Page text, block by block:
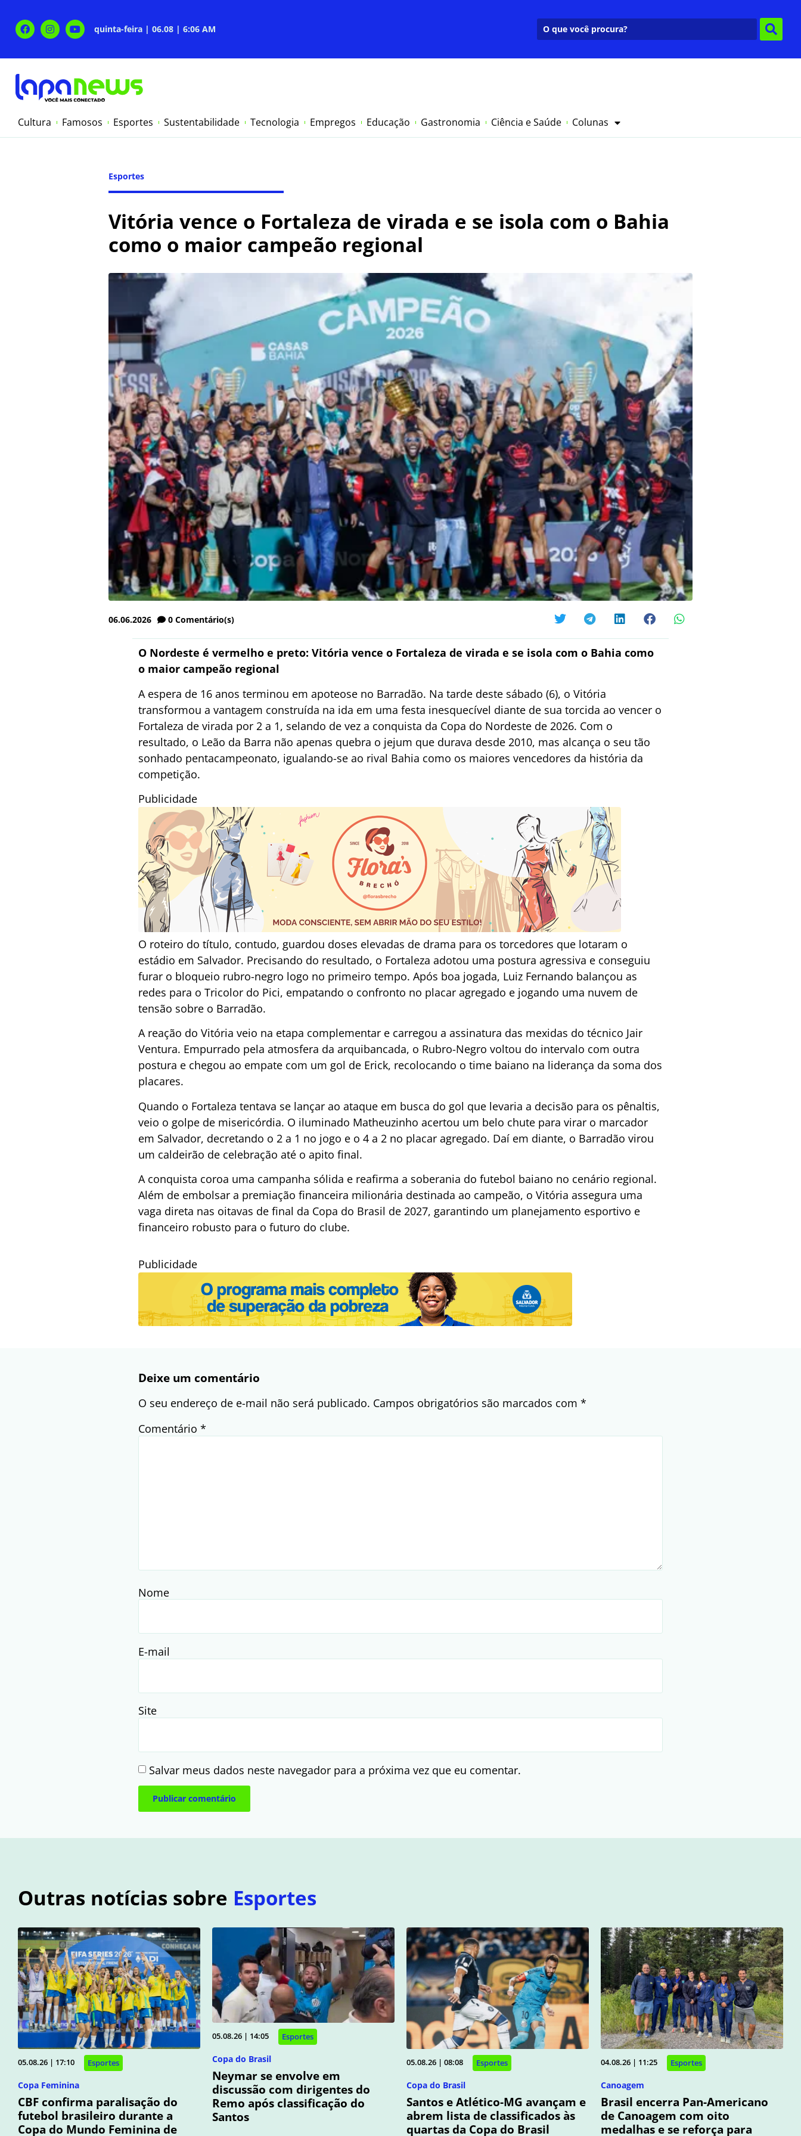
quinta-feira | 06.08 | 6:06 AM
Cultura Famosos Esportes Sustentabilidade Tecnologia Empregos Educação Gastronomia Ciência e Saúde Colunas
Esportes
Vitória vence o Fortaleza de virada e se isola com o Bahia
como o maior campeão regional
06.06.2026 0 Comentário(s)
O Nordeste é vermelho e preto: Vitória vence o Fortaleza de virada e se isola com o Bahia como
o maior campeão regional
A espera de 16 anos terminou em apoteose no Barradão. Na tarde deste sábado (6), o Vitória
transformou a vantagem construída na ida em uma festa inesquecível diante de sua torcida ao vencer o
Fortaleza de virada por 2 a 1, selando de vez a conquista da Copa do Nordeste de 2026. Com o
resultado, o Leão da Barra não apenas quebra o jejum que durava desde 2010, mas alcança o seu tão
sonhado pentacampeonato, igualando-se ao rival Bahia como os maiores vencedores da história da
competição.
Publicidade
O roteiro do título, contudo, guardou doses elevadas de drama para os torcedores que lotaram o
estádio em Salvador. Precisando do resultado, o Fortaleza adotou uma postura agressiva e conseguiu
furar o bloqueio rubro-negro logo no primeiro tempo. Após boa jogada, Luiz Fernando balançou as
redes para o Tricolor do Pici, empatando o confronto no placar agregado e jogando uma nuvem de
tensão sobre o Barradão.
A reação do Vitória veio na etapa complementar e carregou a assinatura das mexidas do técnico Jair
Ventura. Empurrado pela atmosfera da arquibancada, o Rubro-Negro voltou do intervalo com outra
postura e chegou ao empate com um gol de Erick, recolocando o time baiano na liderança da soma dos
placares.
Quando o Fortaleza tentava se lançar ao ataque em busca do gol que levaria a decisão para os pênaltis,
veio o golpe de misericórdia. O iluminado Matheuzinho acertou um belo chute para virar o marcador
em Salvador, decretando o 2 a 1 no jogo e o 4 a 2 no placar agregado. Daí em diante, o Barradão virou
um caldeirão de celebração até o apito final.
A conquista coroa uma campanha sólida e reafirma a soberania do futebol baiano no cenário regional.
Além de embolsar a premiação financeira milionária destinada ao campeão, o Vitória assegura uma
vaga direta nas oitavas de final da Copa do Brasil de 2027, garantindo um planejamento esportivo e
financeiro robusto para o futuro do clube.
Publicidade
Deixe um comentário
O seu endereço de e-mail não será publicado. Campos obrigatórios são marcados com *
Comentário *
Nome
E-mail
Site
Salvar meus dados neste navegador para a próxima vez que eu comentar.
Outras notícias sobre Esportes
05.08.26 | 17:10 Esportes
Copa Feminina
CBF confirma paralisação do
futebol brasileiro durante a
Copa do Mundo Feminina de
05.08.26 | 14:05 Esportes
Copa do Brasil
Neymar se envolve em
discussão com dirigentes do
Remo após classificação do
Santos
05.08.26 | 08:08 Esportes
Copa do Brasil
Santos e Atlético-MG avançam e
abrem lista de classificados às
quartas da Copa do Brasil
04.08.26 | 11:25 Esportes
Canoagem
Brasil encerra Pan-Americano
de Canoagem com oito
medalhas e se reforça para